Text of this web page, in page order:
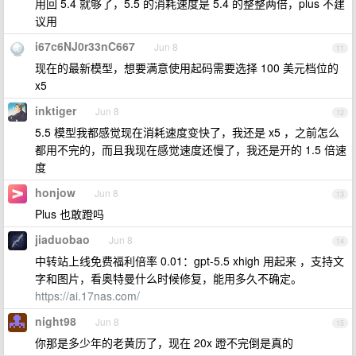
用回 5.4 就够了，5.5 的消耗速度是 5.4 的整整两倍，plus 不建
议用
11
i67c6NJ0r33nC667 Jun 8
现在的最新模型，想要满意使用起码需要选择 100 美元档位的
x5
12
inktiger Jun 8
5.5 模型我都感觉现在消耗速度变快了，我还是 x5 ，之前怎么
都用不完的，而且我现在感觉速度还慢了，我还是开的 1.5 倍速
度
13
honjow Jun 8
Plus 也敢蹬吗
14
jiaduobao Jun 8
中转站上线免费福利倍率 0.01：gpt-5.5 xhigh 用起来 ，支持文
字和图片，看奥特曼什么时候修复，能用多久不确定。
https://ai.17nas.com/
15
night98 Jun 8
你那是多少年的老黄历了，现在 20x 蹬不完倒是真的